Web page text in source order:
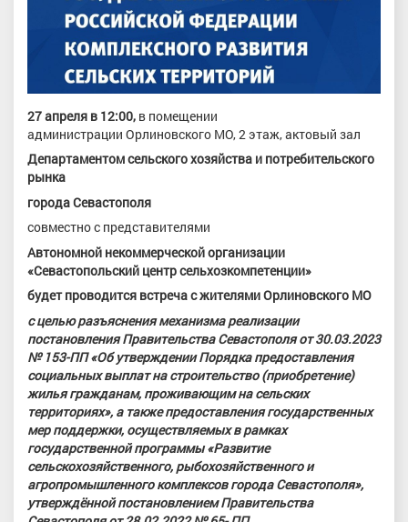
27 апреля в 12:00, в помещении
администрации Орлиновского МО,2 этаж, актовый зал
Департаментом сельского хозяйства и потребительского
рынка
города Севастополя
совместно с представителями
Автономной некоммерческой организации
«Севастопольский центр сельхозкомпетенции»
будет проводится встреча с жителями Орлиновского МО
с целью разъяснения механизма реализации
постановления Правительства Севастополя от 30.03.2023
№ 153-ПП «Об утверждении Порядка предоставления
социальных выплат на строительство (приобретение)
жилья гражданам, проживающим на сельских
территориях», а также предоставления государственных
мер поддержки, осуществляемых в рамках
государственной программы «Развитие
сельскохозяйственного, рыбохозяйственного и
агропромышленного комплексов города Севастополя»,
утверждённой постановлением Правительства